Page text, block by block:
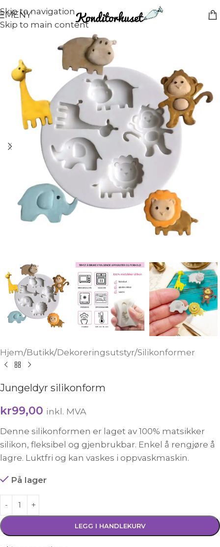
Skip to navigation
Skip to main content
MENY
Hjem/Butikk/Dekoreringsutstyr/Silikonformer
Jungeldyr silikonform
kr99,00 inkl. MVA
Denne silikonformen er laget av 100% matsikker
silikon, fleksibel og gjenbrukbar. Enkel å rengjøre å
lagre. Luktfri og kan vaskes i oppvaskmaskin.
På lager
LEGG I HANDLEKURV